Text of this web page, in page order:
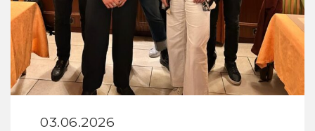
03.06.2026